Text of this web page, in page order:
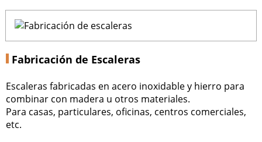
Fabricación de Escaleras
Escaleras fabricadas en acero inoxidable y hierro para
combinar con madera u otros materiales.
Para casas, particulares, oficinas, centros comerciales,
etc.